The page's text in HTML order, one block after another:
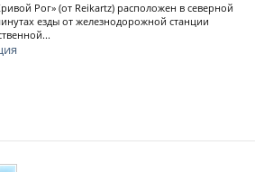
Рог» (от Reikartz) расположен в северной
езды от железнодорожной станции